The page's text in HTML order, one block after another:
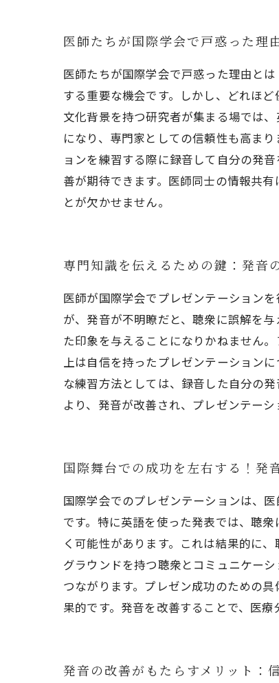
未
医師たちが国際学会で戸惑った理
医師たちが国際学会で戸惑った理由と
する重要な機会です。しかし、どれほ
文化背景を持つ研究者が集まる場では
になり、専門家としての信頼性も高ま
ョンを練習する際に録音して自分の発
善が期待できます。医師同士の情報共
とが欠かせません。
専門知識を伝えるための鍵：発音
医師が国際学会でプレゼンテーション
が、発音が不明瞭だと、聴衆に誤解を
た印象を与えることになりかねません
上は自信を持ったプレゼンテーション
な練習方法としては、録音した自分の
より、発音が改善され、プレゼンテー
国際舞台での成功を左右する！発
国際学会でのプレゼンテーションは、
です。特に英語を使った発表では、聴
く可能性があります。これは結果的に
グラウンドを持つ聴衆とコミュニケー
つながります。プレゼン成功のための
果的です。発音を改善することで、医
発音の改善がもたらすメリット：